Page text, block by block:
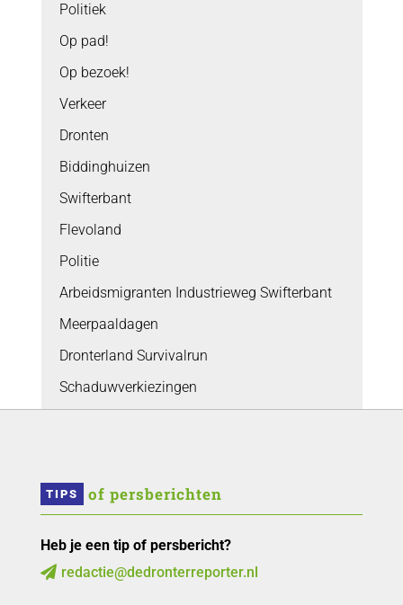
Politiek
Op pad!
Op bezoek!
Verkeer
Dronten
Biddinghuizen
Swifterbant
Flevoland
Politie
Arbeidsmigranten Industrieweg Swifterbant
Meerpaaldagen
Dronterland Survivalrun
Schaduwverkiezingen
TIPS of persberichten
Heb je een tip of persbericht?
 redactie@dedronterreporter.nl